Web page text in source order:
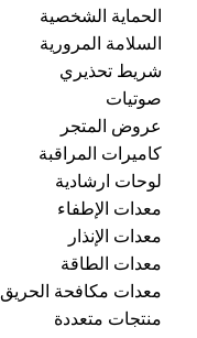
الحماية الشخصية
السلامة المرورية
شريط تحذيري
صوتيات
عروض المتجر
كاميرات المراقبة
لوحات ارشادية
معدات الإطفاء
معدات الإنذار
معدات الطاقة
معدات مكافحة الحريق
منتجات متعددة